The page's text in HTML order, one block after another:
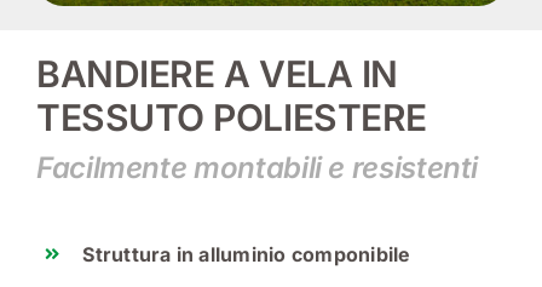
BANDIERE A VELA IN
TESSUTO POLIESTERE
Facilmente montabili e resistenti
Struttura in alluminio componibile